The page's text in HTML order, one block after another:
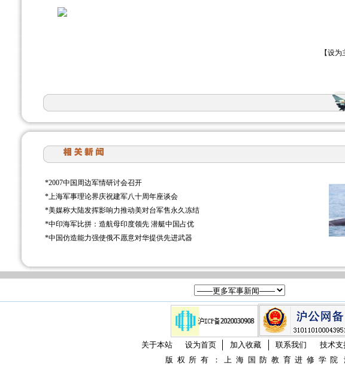
【设为
*2007中国周边军情研讨会召开
*上海军事理论界庆祝建军八十周年座谈会
*美媒称大陆发挥影响力推动美对台军售永久冻结
*中印海军比拼：造航母印度领先 潜艇中国占优
*中国仿造能力强使俄不愿意对华提供先进武器